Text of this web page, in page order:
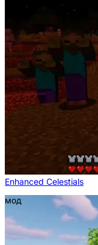
Enhanced Celestials
мод